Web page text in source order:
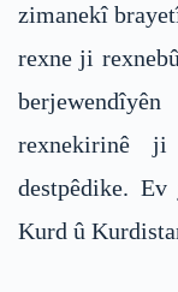
zimanekî
rexne ji
rexnekirinê
destpêdike.
Kurd û